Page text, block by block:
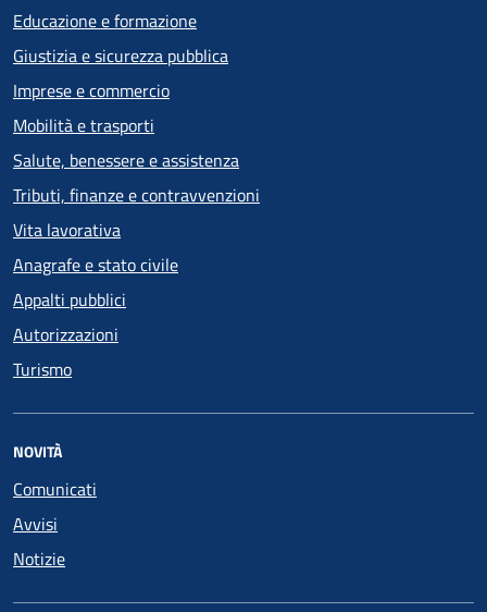
Educazione e formazione
Giustizia e sicurezza pubblica
Imprese e commercio
Mobilità e trasporti
Salute, benessere e assistenza
Tributi, finanze e contravvenzioni
Vita lavorativa
Anagrafe e stato civile
Appalti pubblici
Autorizzazioni
Turismo
NOVITÀ
Comunicati
Avvisi
Notizie